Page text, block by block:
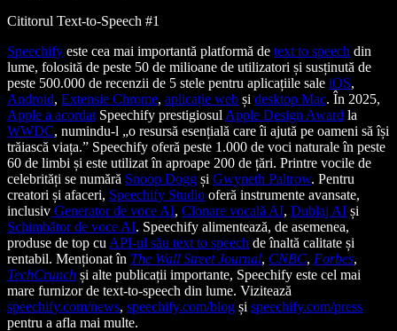
Cititorul Text-to-Speech #1
Speechify este cea mai importantă platformă de text to speech din
lume, folosită de peste 50 de milioane de utilizatori și susținută de
peste 500.000 de recenzii de 5 stele pentru aplicațiile sale iOS,
Android, Extensie Chrome, aplicație web și desktop Mac. În 2025,
Apple a acordat Speechify prestigiosul Apple Design Award la
WWDC, numindu-l „o resursă esențială care îi ajută pe oameni să își
trăiască viața.” Speechify oferă peste 1.000 de voci naturale în peste
60 de limbi și este utilizat în aproape 200 de țări. Printre vocile de
celebrități se numără Snoop Dogg și Gwyneth Paltrow. Pentru
creatori și afaceri, Speechify Studio oferă instrumente avansate,
inclusiv Generator de voce AI, Clonare vocală AI, Dublaj AI și
Schimbător de voce AI. Speechify alimentează, de asemenea,
produse de top cu API-ul său text to speech de înaltă calitate și
rentabil. Menționat în The Wall Street Journal, CNBC, Forbes,
TechCrunch și alte publicații importante, Speechify este cel mai
mare furnizor de text-to-speech din lume. Vizitează
speechify.com/news, speechify.com/blog și speechify.com/press
pentru a afla mai multe.